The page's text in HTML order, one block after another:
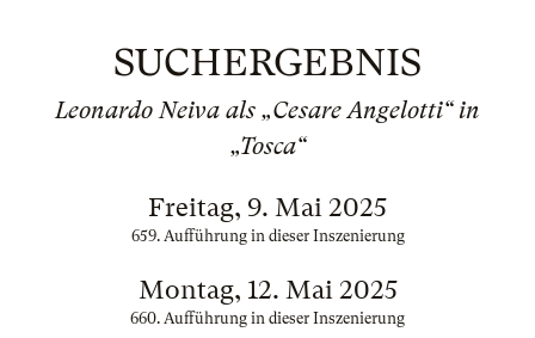
SUCHERGEBNIS
Leonardo Neiva als „Cesare Angelotti“ in
„Tosca“
Freitag, 9. Mai 2025
659. Aufführung in dieser Inszenierung
Montag, 12. Mai 2025
660. Aufführung in dieser Inszenierung